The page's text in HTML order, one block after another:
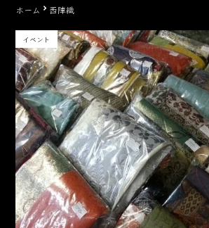
Skip
content
ホーム 西陣織
イベント